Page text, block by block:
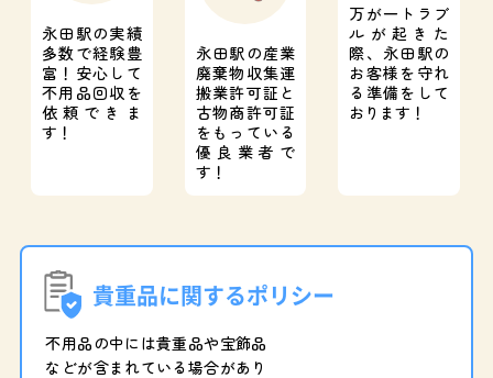
永田駅の実績
多数で経験豊
富！ 安心して
不用品回収を
依頼できま
す！
永田駅の産業
廃棄物収集運
搬業許可証と
古物商許可証
をもっている
優良業者で
す！
万が一トラブ
ルが起きた
際、 永田駅の
お客様を守れ
る準備をして
おります！
貴重品に関するポリシー
不用品の中には貴重品や宝飾品
などが含まれている場合があり